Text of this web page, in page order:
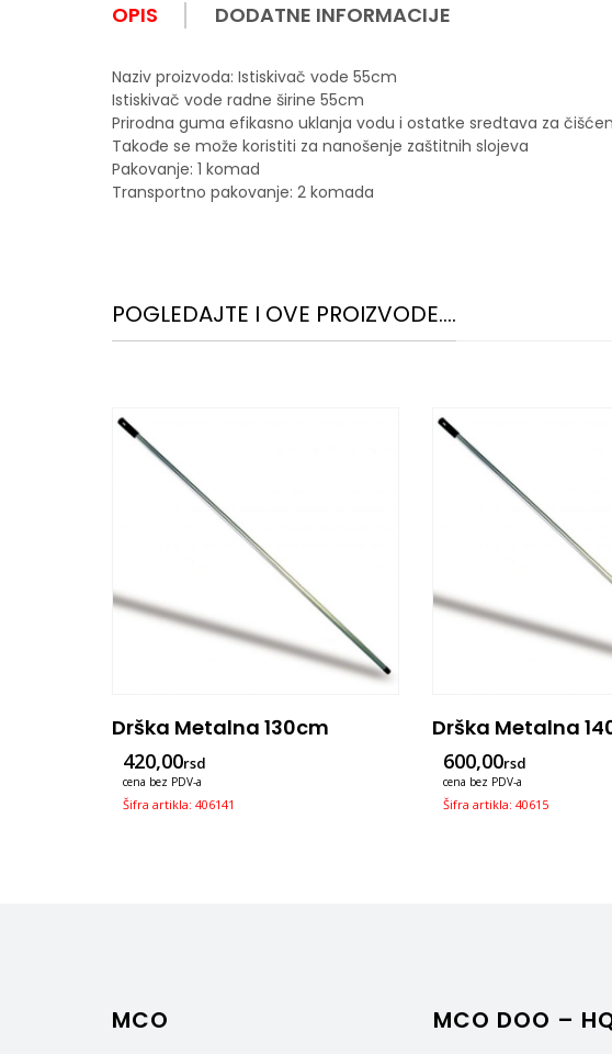
OPIS DODATNE INFORMACIJE
Naziv proizvoda: Istiskivač vode 55cm
Istiskivač vode radne širine 55cm
Prirodna guma efikasno uklanja vodu i ostatke sredtava za
Takođe se može koristiti za nanošenje zaštitnih slojeva
Pakovanje: 1 komad
Transportno pakovanje: 2 komada
POGLEDAJTE I OVE PROIZVODE....
Drška Metalna 130cm
420,00rsd
cena bez PDV-a
Šifra artikla: 406141
Drška Metalna
600,00rsd
cena bez PDV-a
Šifra artikla: 40615
MCO MCO DOO –